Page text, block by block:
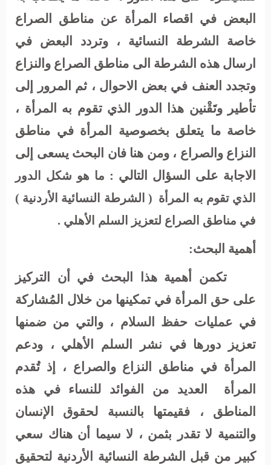
البعض في اقصاء المرأة عن مناطق الصراع
خاصة الشرطة النسائية ، وتردد البعض في
ارسال هذه الشرطة الى مناطق الصراع والنزاع
وتجدد العنف في بعض الاحوال ، ثم المرور إلى
تأطير وتَقْنين هذا الدور الذي تقوم به المرأة ،
خاصة ما يتعلق بخصوصية المرأة في مناطق
النزاع والصراع ، ومن هنا فان البحث يسعى إلى
الاجابة على السؤال التالي : ما هو شكل الدور
الذي تقوم به المرأة ( الشرطة النسائية الأردنية )
في مناطق الصراع لتعزيز السلم الأهلي .
أهمية البحث:
تكمن أهمية هذا البحث في أن التركيز
على حق المرأة في تمكينها من خلال المُشاركة
في عمليات حفظ السلام ، والتي من ضمنها
تعزيز دورها في نشر السلم الأهلي ، ودعم
المرأة في مناطق النزاع والصراع ، إذ تُقدم
المرأة
العديد من الفوائد للنساء في هذه
المناطق ، فقيمتها بالنسبة لحقوق الإنسان
والتنمية لا تقدر بثمن ، لا سيما أن هناك سعي
كبير من قبل الشرطة النسائية الأردنية لتحقيق